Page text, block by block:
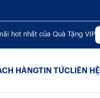
hot nhất của Quà Tặng VIP
HÀNGTIN TỨCLIÊN HỆ